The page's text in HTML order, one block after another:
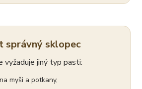
správný sklopec
vyžaduje jiný typ pasti:
myši a potkany,